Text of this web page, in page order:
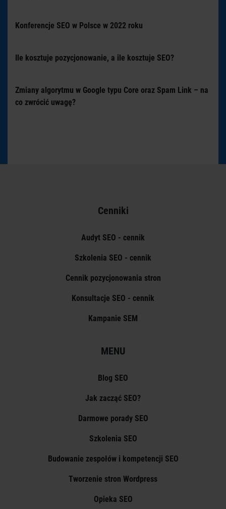
Konferencje SEO w Polsce w 2022 roku
Ile kosztuje pozycjonowanie, a ile kosztuje SEO?
Zmiany algorytmu w Google typu Core oraz Spam Link – na
co zwrócić uwagę?
Cenniki
Audyt SEO - cennik
Szkolenia SEO - cennik
Cennik pozycjonowania stron
Konsultacje SEO - cennik
Kampanie SEM
MENU
Blog SEO
Jak zacząć SEO?
Darmowe porady SEO
Szkolenia SEO
Budowanie zespołów i kompetencji SEO
Tworzenie stron Wordpress
Opieka SEO